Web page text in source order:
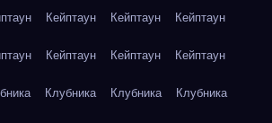
Кейптаун Кейптаун Кейптаун
Кейптаун Кейптаун Кейптаун
Клубника Клубника Клубника